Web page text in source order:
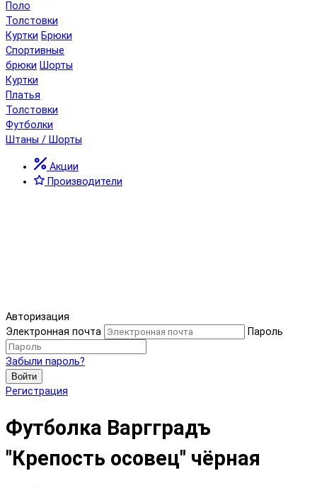
Поло
Толстовки
Куртки Брюки
Спортивные
брюки Шорты
Куртки
Платья
Толстовки
Футболки
Штаны / Шорты
Акции
Производители
Авторизация
Электронная почта
Пароль
Забыли пароль?
Войти
Регистрация
Футболка Варгградъ
"Крепость осовец" чёрная